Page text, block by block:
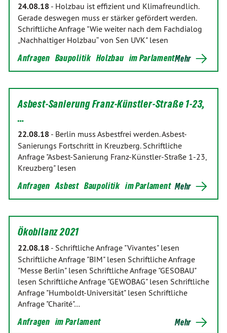
24.08.18 - Holzbau ist effizient und Klimafreundlich.
Gerade deswegen muss er stärker gefördert werden.
Schriftliche Anfrage "Wie weiter nach dem Fachdialog
„Nachhaltiger Holzbau“ von Sen UVK" lesen
Anfragen Baupolitik Holzbau im ParlamentMehr
Asbest-Sanierung Franz-Künstler-Straße 1-23,
…
22.08.18 - Berlin muss Asbestfrei werden. Asbest-
Sanierungs Fortschritt in Kreuzberg. Schriftliche
Anfrage "Asbest-Sanierung Franz-Künstler-Straße 1-23,
Kreuzberg" lesen
Anfragen Asbest Baupolitik im Parlament Mehr
Ökobilanz 2021
22.08.18 - Schriftliche Anfrage "Vivantes" lesen
Schriftliche Anfrage "BIM" lesen Schriftliche Anfrage
"Messe Berlin" lesen Schriftliche Anfrage "GESOBAU"
lesen Schriftliche Anfrage "GEWOBAG" lesen Schriftliche
Anfrage "Humboldt-Universität" lesen Schriftliche
Anfrage "Charité"…
Anfragen im Parlament Mehr